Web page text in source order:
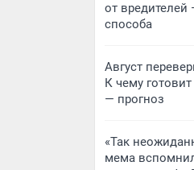
от
способа
Август
К чему
— прогноз
«Так
мема